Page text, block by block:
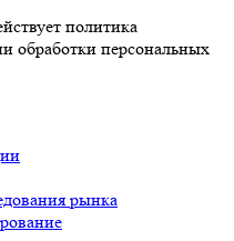
политика
обработки персональных
рынка